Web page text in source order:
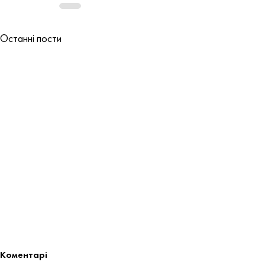
Останні пости
Коментарі